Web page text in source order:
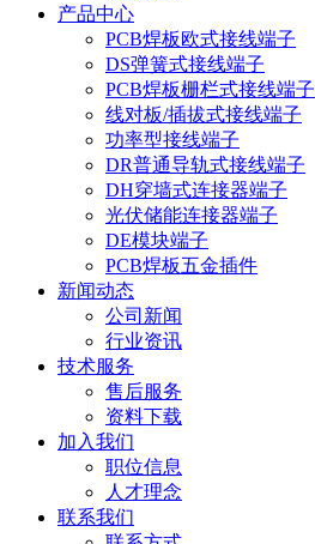
产品中心
PCB焊板欧式接线端子
DS弹簧式接线端子
PCB焊板栅栏式接线端子
线对板/插拔式接线端子
功率型接线端子
DR普通导轨式接线端子
DH穿墙式连接器端子
光伏储能连接器端子
DE模块端子
PCB焊板五金插件
新闻动态
公司新闻
行业资讯
技术服务
售后服务
资料下载
加入我们
职位信息
人才理念
联系我们